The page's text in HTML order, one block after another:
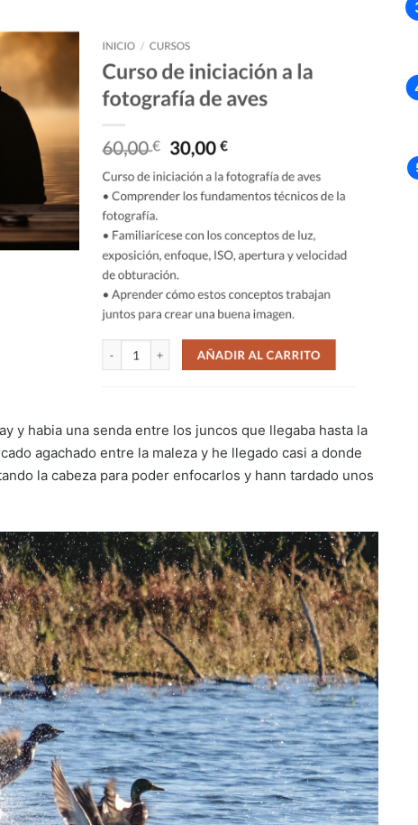
y habia una senda entre los juncos que llegaba hasta la
agachado entre la maleza y he llegado casi a donde
la cabeza para poder enfocarlos y hann tardado unos